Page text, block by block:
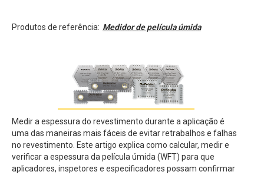
Produtos de referência: Medidor de película úmida
Medir a espessura do revestimento durante a aplicação é
uma das maneiras mais fáceis de evitar retrabalhos e falhas
no revestimento. Este artigo explica como calcular, medir e
verificar a espessura da película úmida (WFT) para que
aplicadores, inspetores e especificadores possam confirmar